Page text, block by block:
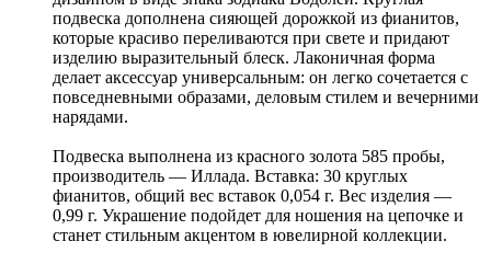
подвеска дополнена сияющей дорожкой из фианитов,
которые красиво переливаются при свете и придают
изделию выразительный блеск. Лаконичная форма
делает аксессуар универсальным: он легко сочетается с
повседневными образами, деловым стилем и вечерними
нарядами.
Подвеска выполнена из красного золота 585 пробы,
производитель — Иллада. Вставка: 30 круглых
фианитов, общий вес вставок 0,054 г. Вес изделия —
0,99 г. Украшение подойдет для ношения на цепочке и
станет стильным акцентом в ювелирной коллекции.